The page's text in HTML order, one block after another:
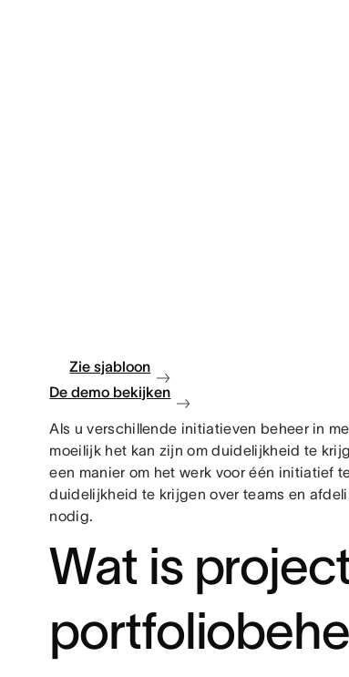
Zie sjabloon
De demo bekijken
Als u verschillende initiatieven beheer in
moeilijk het kan zijn om duidelijkheid te
een manier om het werk voor één initiatief
duidelijkheid te krijgen over teams en
nodig.
Wat is